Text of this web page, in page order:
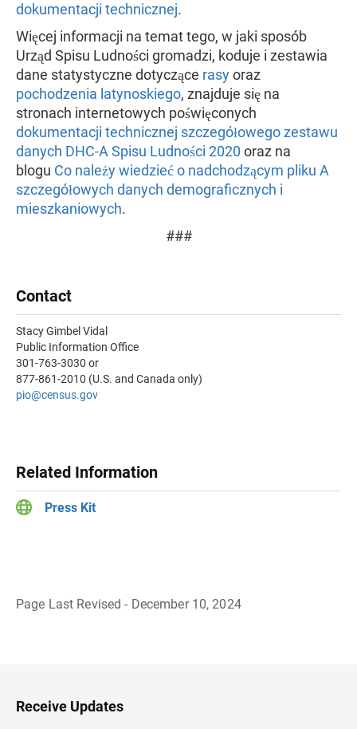
dokumentacji technicznej.
Więcej informacji na temat tego, w jaki sposób
Urząd Spisu Ludności gromadzi, koduje i zestawia
dane statystyczne dotyczące rasyoraz
pochodzenia latynoskiego, znajduje się na
stronach internetowych poświęconych
dokumentacji technicznej szczegółowego zestawu
danych DHC-A Spisu Ludności 2020 oraz na
blogu Co należy wiedzieć o nadchodzącym pliku A
szczegółowych danych demograficznych i
mieszkaniowych.
###
Contact
Stacy Gimbel Vidal
Public Information Office
301-763-3030 or
877-861-2010 (U.S. and Canada only)
pio@census.gov
Related Information
Press Kit
Page Last Revised - December 10, 2024
H
e
Receive Updates